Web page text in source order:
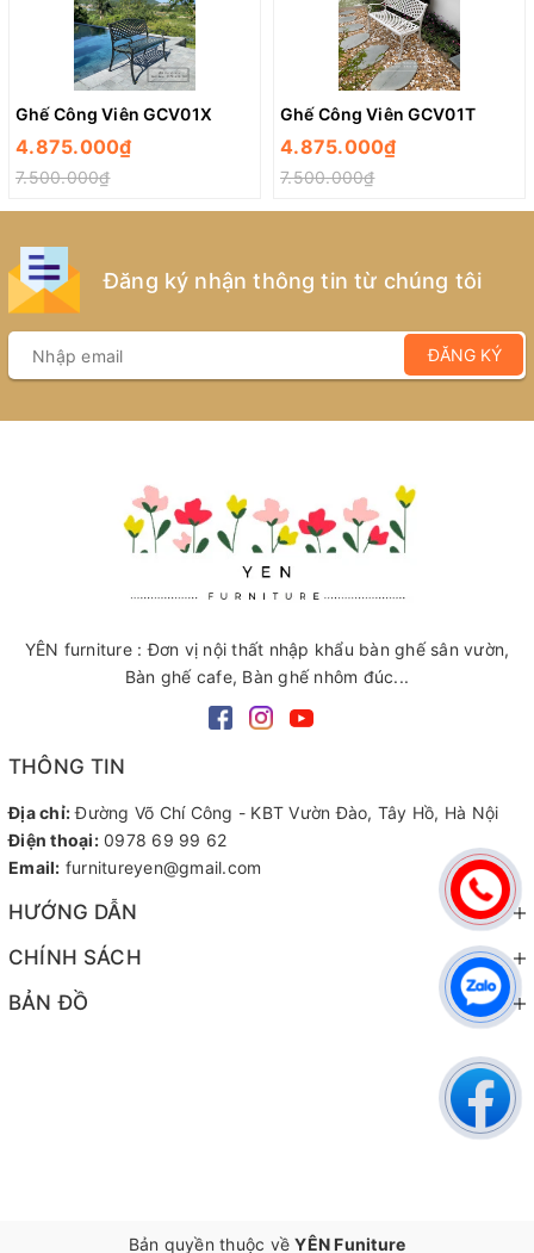
Ghế Công Viên GCV01X
4.875.000₫
7.500.000₫
Ghế Công Viên GCV01T
4.875.000₫
7.500.000₫
Đăng ký nhận thông tin từ chúng tôi
ĐĂNG KÝ
YÊN furniture : Đơn vị nội thất nhập khẩu bàn ghế sân vườn,
Bàn ghế cafe, Bàn ghế nhôm đúc...
THÔNG TIN
Địa chỉ: Đường Võ Chí Công - KBT Vườn Đào, Tây Hồ, Hà Nội
Điện thoại: 0978 69 99 62
Email: furnitureyen@gmail.com
HƯỚNG DẪN
CHÍNH SÁCH
BẢN ĐỒ
Bản quyền thuộc vềYÊN Funiture